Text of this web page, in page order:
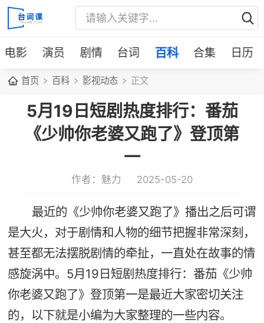
电影 演员 剧情 台词 百科 合集 日历
首页 百科 影视动态 正文
5月19日短剧热度排行：番茄
《少帅你老婆又跑了》登顶第
一
作者：魅力 2025-05-20
最近的《少帅你老婆又跑了》播出之后可谓
是大火，对于剧情和人物的细节把握非常深刻，
甚至都无法摆脱剧情的牵扯，一直处在故事的情
感旋涡中。5月19日短剧热度排行：番茄《少帅
你老婆又跑了》登顶第一是最近大家密切关注
的，以下就是小编为大家整理的一些内容。